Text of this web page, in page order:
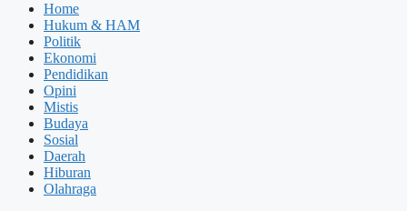
Home
Hukum & HAM
Politik
Ekonomi
Pendidikan
Opini
Mistis
Budaya
Sosial
Daerah
Hiburan
Olahraga